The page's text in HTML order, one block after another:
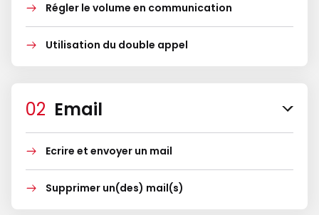
Régler le volume en communication
Utilisation du double appel
Email
Ecrire et envoyer un mail
Supprimer un(des) mail(s)